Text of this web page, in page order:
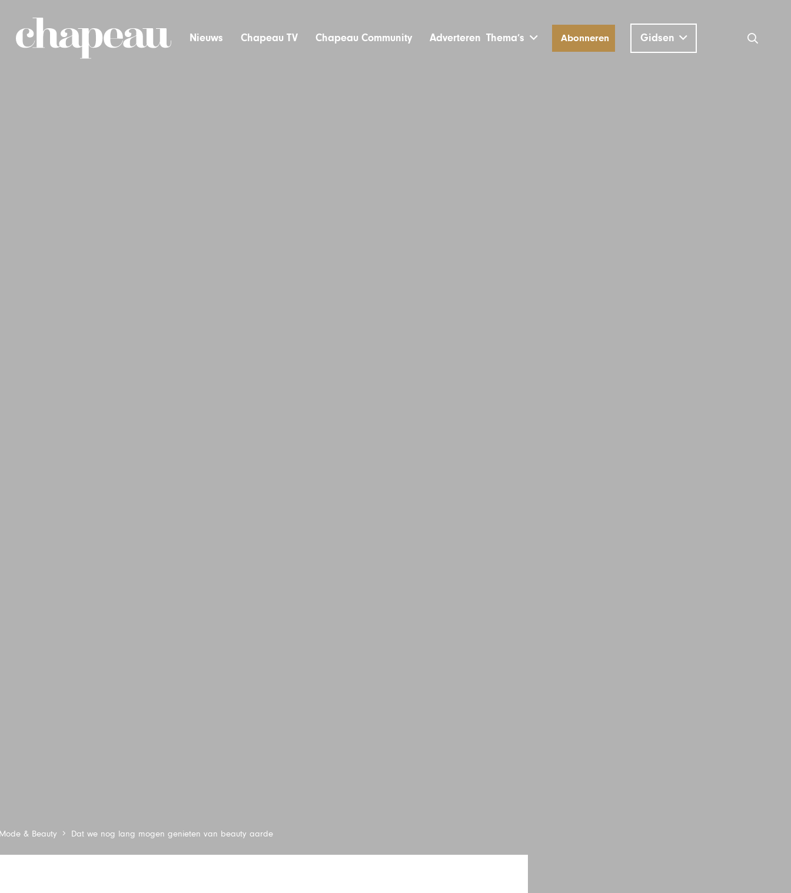
Nieuws Chapeau TV Chapeau Community Adverteren Thema’s Abonneren Gidsen
& Beauty Dat we nog lang mogen genieten van beauty aarde